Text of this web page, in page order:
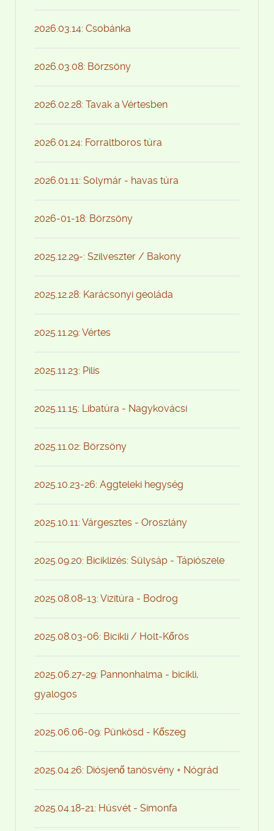
2026.03.14: Csobánka
2026.03.08: Börzsöny
2026.02.28: Tavak a Vértesben
2026.01.24: Forraltboros túra
2026.01.11: Solymár - havas túra
2026-01-18: Börzsöny
2025.12.29-: Szilveszter / Bakony
2025.12.28: Karácsonyi geoláda
2025.11.29: Vértes
2025.11.23: Pilis
2025.11.15: Libatúra - Nagykovácsi
2025.11.02: Börzsöny
2025.10.23-26: Aggteleki hegység
2025.10.11: Várgesztes - Oroszlány
2025.09.20: Biciklizés: Sülysáp - Tápiószele
2025.08.08-13: Vizitúra - Bodrog
2025.08.03-06: Bicikli / Holt-Kőrös
2025.06.27-29: Pannonhalma - bicikli,
gyalogos
2025.06.06-09: Pünkösd - Kőszeg
2025.04.26: Diósjenő tanösvény + Nógrád
2025.04.18-21: Húsvét - Simonfa